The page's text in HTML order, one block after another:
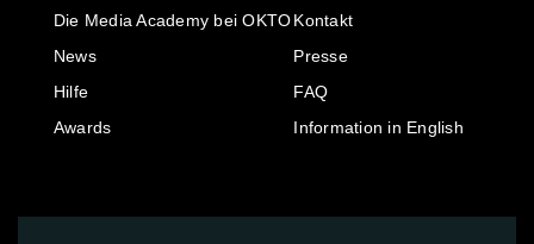
Die Media Academy bei OKTO
News
Hilfe
Awards
Kontakt
Presse
FAQ
Information in English